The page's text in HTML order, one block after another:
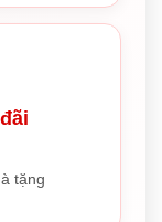
tặng